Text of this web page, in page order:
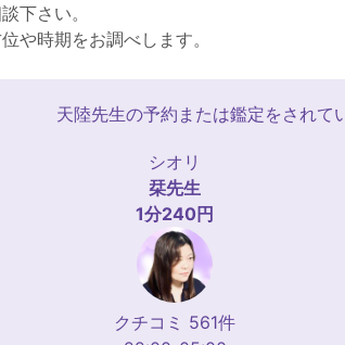
下さい。
や時期をお調べします。
天陸先生の予約または鑑定をされて
シオリ
栞先生
1分240円
クチコミ 561件